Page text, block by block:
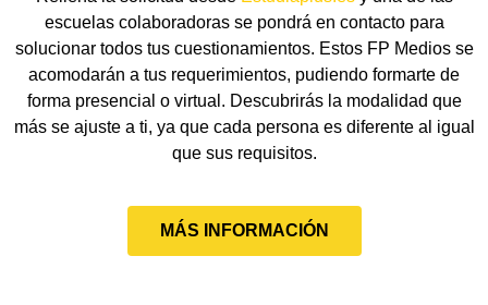
escuelas colaboradoras se pondrá en contacto para
solucionar todos tus cuestionamientos. Estos FP Medios se
acomodarán a tus requerimientos, pudiendo formarte de
forma presencial o virtual. Descubrirás la modalidad que
más se ajuste a ti, ya que cada persona es diferente al igual
que sus requisitos.
MÁS INFORMACIÓN